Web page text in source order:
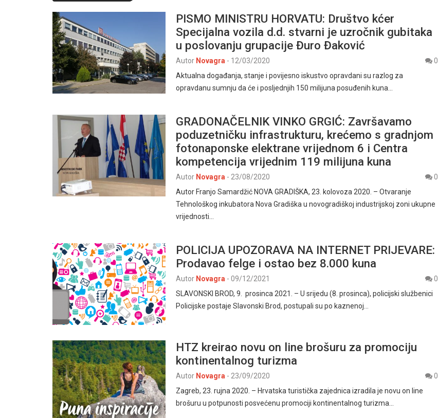
PISMO MINISTRU HORVATU: Društvo kćer
Specijalna vozila d.d. stvarni je uzročnik gubitaka
u poslovanju grupacije Đuro Đaković
Autor Novagra - 12/03/2020
0
Aktualna događanja, stanje i povijesno iskustvo opravdani su razlog za
opravdanu sumnju da će i posljednjih 150 milijuna posuđenih kuna…
GRADONAČELNIK VINKO GRGIĆ: Završavamo
poduzetničku infrastrukturu, krećemo s gradnjom
fotonaponske elektrane vrijednom 6 i Centra
kompetencija vrijednim 119 milijuna kuna
Autor Novagra - 23/08/2020
0
Autor Franjo Samardžić NOVA GRADIŠKA, 23. kolovoza 2020. – Otvaranje
Tehnološkog inkubatora Nova Gradiška u novogradiškoj industrijskoj zoni ukupne
vrijednosti…
POLICIJA UPOZORAVA NA INTERNET PRIJEVARE:
Prodavao felge i ostao bez 8.000 kuna
Autor Novagra - 09/12/2021
0
SLAVONSKI BROD, 9. prosinca 2021. – U srijedu (8. prosinca), policijski službenici
Policijske postaje Slavonski Brod, postupali su po kaznenoj…
HTZ kreirao novu on line brošuru za promociju
kontinentalnog turizma
Autor Novagra - 23/09/2020
0
Zagreb, 23. rujna 2020. – Hrvatska turistička zajednica izradila je novu on line
brošuru u potpunosti posvećenu promociji kontinentalnog turizma…